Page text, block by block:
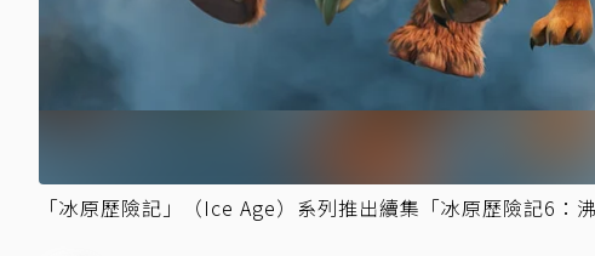
「冰原歷險記」（Ice Age）系列推出續集「冰原歷險記6：